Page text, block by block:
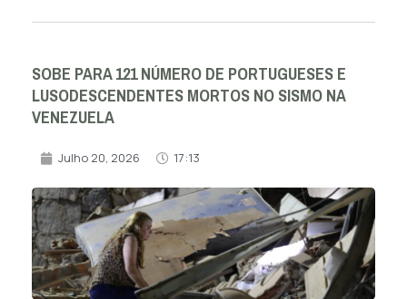
SOBE PARA 121 NÚMERO DE PORTUGUESES E
LUSODESCENDENTES MORTOS NO SISMO NA
VENEZUELA
Julho 20, 2026 17:13